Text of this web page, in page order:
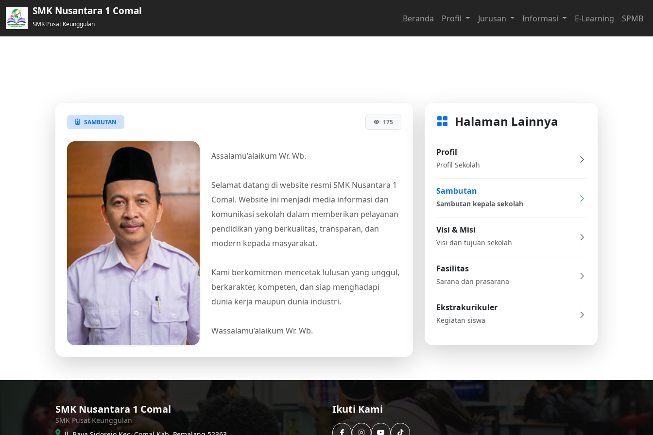
SMK Nusantara 1 Comal
SMK Pusat Keunggulan
Beranda Profil Jurusan Informasi E-Learning SPMB
SAMBUTAN 175
Assalamu’alaikum Wr. Wb.
Selamat datang di website resmi SMK Nusantara 1
Comal. Website ini menjadi media informasi dan
komunikasi sekolah dalam memberikan pelayanan
pendidikan yang berkualitas, transparan, dan
modern kepada masyarakat.
Kami berkomitmen mencetak lulusan yang unggul,
berkarakter, kompeten, dan siap menghadapi
dunia kerja maupun dunia industri.
Wassalamu’alaikum Wr. Wb.
Halaman Lainnya
Profil
Profil Sekolah
Sambutan
Sambutan kepala sekolah
Visi & Misi
Visi dan tujuan sekolah
Fasilitas
Sarana dan prasarana
Ekstrakurikuler
Kegiatan siswa
SMK Nusantara 1 Comal
SMK Pusat Keunggulan
Ikuti Kami